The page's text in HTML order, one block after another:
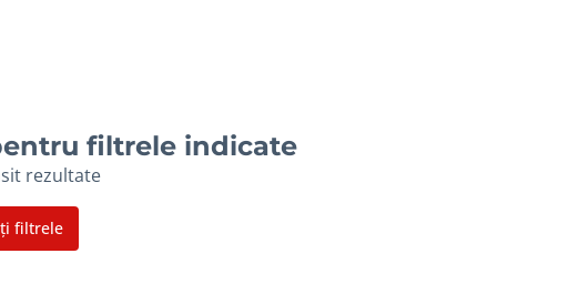
filtrele indicate
rezultate
filtrele